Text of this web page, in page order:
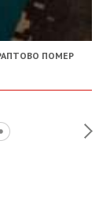
ПОМЕР